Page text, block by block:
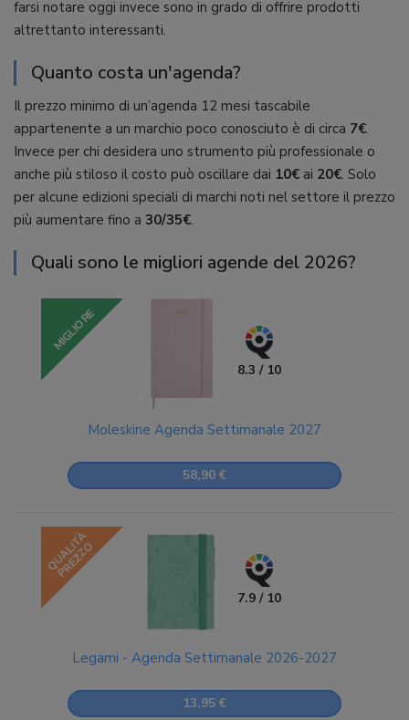
farsi notare oggi invece sono in grado di offrire prodotti
altrettanto interessanti.
Quanto costa un'agenda?
Il prezzo minimo di un’agenda 12 mesi tascabile
appartenente a un marchio poco conosciuto è di circa 7€.
Invece per chi desidera uno strumento più professionale o
anche più stiloso il costo può oscillare dai 10€ ai 20€. Solo
per alcune edizioni speciali di marchi noti nel settore il prezzo
più aumentare fino a 30/35€.
Quali sono le migliori agende del 2026?
MIGLIORE
8.3 / 10
Moleskine Agenda Settimanale 2027
58,90 €
QUALITÀ
PREZZO
7.9 / 10
Legami - Agenda Settimanale 2026-2027
13,95 €